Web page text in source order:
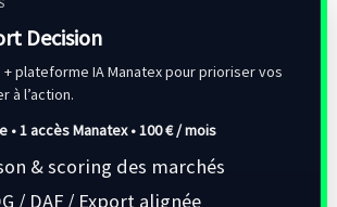
Decision
+ plateforme IA Manatex pour prioriser vos
à l’action.
• 1 accès Manatex •100 € / mois
& scoring des marchés
/ DAF / Export alignée